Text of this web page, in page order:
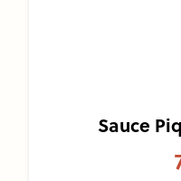
Sauce